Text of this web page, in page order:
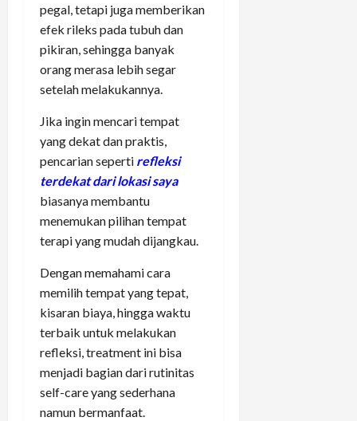
pegal, tetapi juga memberikan
efek rileks pada tubuh dan
pikiran, sehingga banyak
orang merasa lebih segar
setelah melakukannya.
Jika ingin mencari tempat
yang dekat dan praktis,
pencarian seperti refleksi
terdekat dari lokasi saya
biasanya membantu
menemukan pilihan tempat
terapi yang mudah dijangkau.
Dengan memahami cara
memilih tempat yang tepat,
kisaran biaya, hingga waktu
terbaik untuk melakukan
refleksi, treatment ini bisa
menjadi bagian dari rutinitas
self-care yang sederhana
namun bermanfaat.